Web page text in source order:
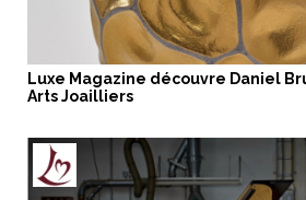
Luxe Magazine découvre Daniel
Arts Joailliers